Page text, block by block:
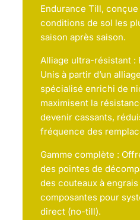
Endurance Till,
conditions de sol les
saison après saison.
Alliage ultra-résistant :
Unis à partir d’un
spécialisé enrichi de
maximisent la
devenir cassants,
fréquence des
Gamme complète :
des pointes de
des couteaux à
composantes pour
direct (no-till).